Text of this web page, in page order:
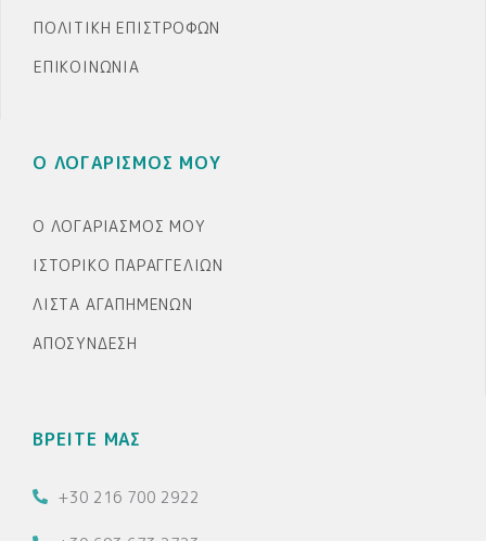
ΠΟΛΙΤΙΚΉ ΕΠΙΣΤΡΟΦΏΝ
ΕΠΙΚΟΙΝΩΝΊΑ
Ο ΛΟΓΑΡΙΣΜΟΣ ΜΟΥ
Ο ΛΟΓΑΡΙΑΣΜΌΣ ΜΟΥ
ΙΣΤΟΡΙΚΌ ΠΑΡΑΓΓΕΛΙΏΝ
ΛΊΣΤΑ ΑΓΑΠΗΜΈΝΩΝ
ΑΠΟΣΎΝΔΕΣΗ
ΒΡΕΙΤΕ ΜΑΣ
+30 216 700 2922